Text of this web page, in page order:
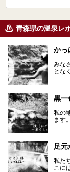
青森県の温泉レ
かっ
みな
とな
黒一
私の
ます
足
私た
こに